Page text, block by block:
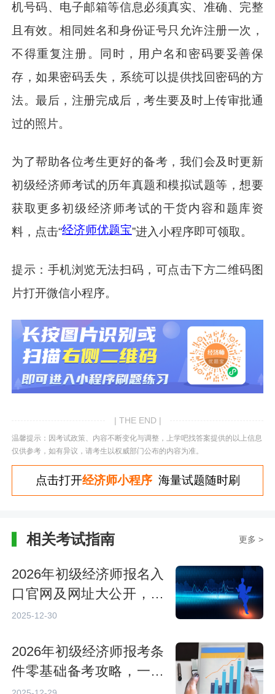
机号码、电子邮箱等信息必须真实、准确、完整
且有效。相同姓名和身份证号只允许注册一次，
不得重复注册。同时，用户名和密码要妥善保
存，如果密码丢失，系统可以提供找回密码的方
法。最后，注册完成后，考生要及时上传审批通
过的照片。
为了帮助各位考生更好的备考，我们会及时更新
初级经济师考试的历年真题和模拟试题等，想要
获取更多初级经济师考试的干货内容和题库资
料，点击“经济师优题宝”进入小程序即可领取。
提示：手机浏览无法扫码，可点击下方二维码图
片打开微信小程序。
| THE END |
温馨提示：因考试政策、内容不断变化与调整，上学吧找答案提供的以上信息
仅供参考，如有异议，请考生以权威部门公布的内容为准。
点击打开经济师小程序海量试题随时刷
相关考试指南 更多 >
2026年初级经济师报名入
口官网及网址大公开，建
议提前收藏！
2025-12-30
2026年初级经济师报考条
件零基础备考攻略，一次
搞懂轻松上岸！